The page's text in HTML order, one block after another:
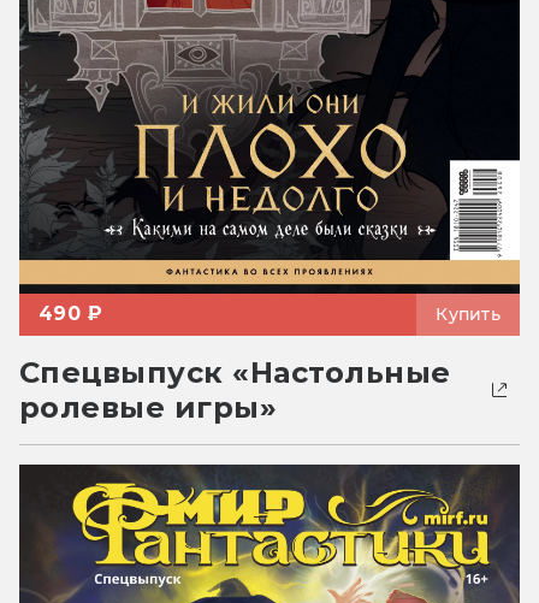
490 ₽ Купить
Спецвыпуск «Настольные
ролевые игры»